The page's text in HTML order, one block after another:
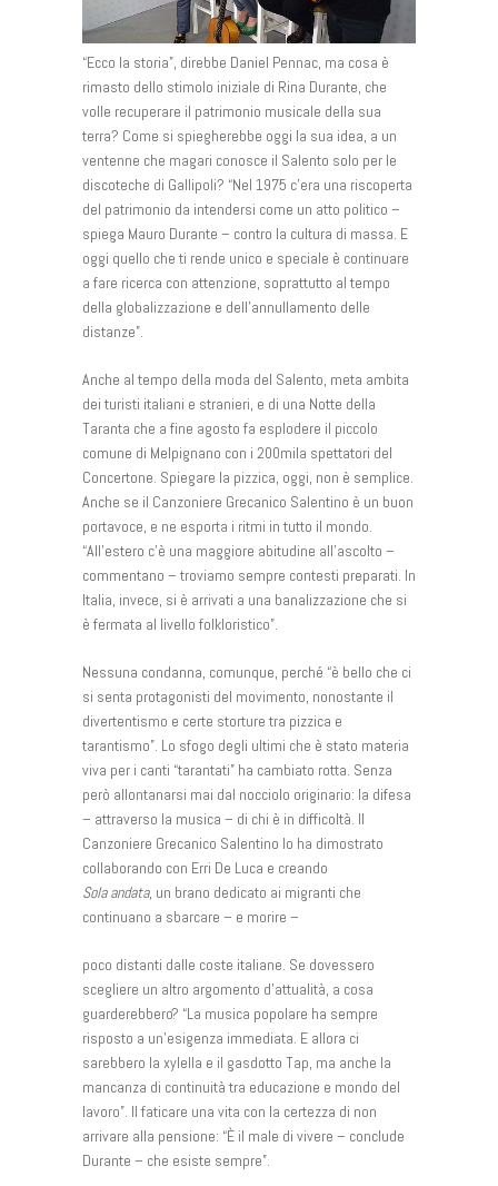
“Ecco la storia”, direbbe Daniel Pennac, ma cosa è
rimasto dello stimolo iniziale di Rina Durante, che
volle recuperare il patrimonio musicale della sua
terra? Come si spiegherebbe oggi la sua idea, a un
ventenne che magari conosce il Salento solo per le
discoteche di Gallipoli? “Nel 1975 c’era una riscoperta
del patrimonio da intendersi come un atto politico –
spiega Mauro Durante – contro la cultura di massa. E
oggi quello che ti rende unico e speciale è continuare
a fare ricerca con attenzione, soprattutto al tempo
della globalizzazione e dell’annullamento delle
distanze”.
Anche al tempo della moda del Salento, meta ambita
dei turisti italiani e stranieri, e di una Notte della
Taranta che a fine agosto fa esplodere il piccolo
comune di Melpignano con i 200mila spettatori del
Concertone. Spiegare la pizzica, oggi, non è semplice.
Anche se il Canzoniere Grecanico Salentino è un buon
portavoce, e ne esporta i ritmi in tutto il mondo.
“All’estero c’è una maggiore abitudine all’ascolto –
commentano – troviamo sempre contesti preparati. In
Italia, invece, si è arrivati a una banalizzazione che si
è fermata al livello folkloristico”.
Nessuna condanna, comunque, perché “è bello che ci
si senta protagonisti del movimento, nonostante il
divertentismo e certe storture tra pizzica e
tarantismo”. Lo sfogo degli ultimi che è stato materia
viva per i canti “tarantati” ha cambiato rotta. Senza
però allontanarsi mai dal nocciolo originario: la difesa
– attraverso la musica – di chi è in difficoltà. Il
Canzoniere Grecanico Salentino lo ha dimostrato
collaborando con Erri De Luca e creando
Sola andata, un brano dedicato ai migranti che
continuano a sbarcare – e morire –
poco distanti dalle coste italiane. Se dovessero
scegliere un altro argomento d’attualità, a cosa
guarderebbero? “La musica popolare ha sempre
risposto a un’esigenza immediata. E allora ci
sarebbero la xylella e il gasdotto Tap, ma anche la
mancanza di continuità tra educazione e mondo del
lavoro”. Il faticare una vita con la certezza di non
arrivare alla pensione: “È il male di vivere – conclude
Durante – che esiste sempre”.